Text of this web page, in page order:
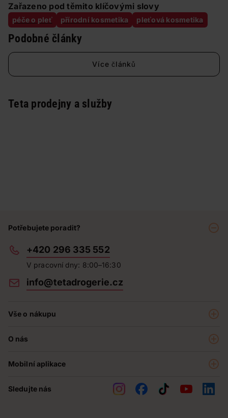
Zařazeno pod těmito klíčovými slovy
péče o pleť přírodní kosmetika pleťová kosmetika
Podobné články
Více článků
Teta prodejny a služby
Potřebujete poradit?
+420 296 335 552
V pracovní dny: 8:00–16:30
info@tetadrogerie.cz
Vše o nákupu
Prodejny
Obchodní podmínky
O nás
Teta pomáhá
Mobilní aplikace
Sledujte nás